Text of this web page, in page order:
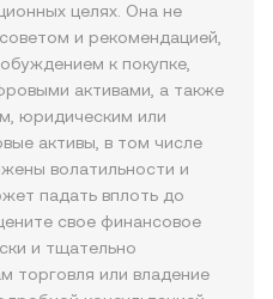
целях. Она не
и рекомендацией,
к покупке,
активами, а также
юридическим или
активы, в том числе
волатильности и
падать вплоть до
свое финансовое
и тщательно
торговля или владение